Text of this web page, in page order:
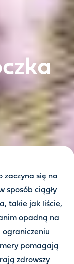
zaczyna się na
sposób ciągły
takie jak liście,
opadną na
ograniczeniu
pomagają
zdrowszy